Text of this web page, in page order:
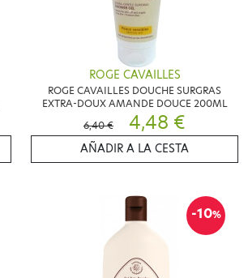
ROGE CAVAILLES
ROGE CAVAILLES DOUCHE SURGRAS
EXTRA-DOUX AMANDE DOUCE 200ML
6,40 €
4,48 €
AÑADIR A LA CESTA
-10%